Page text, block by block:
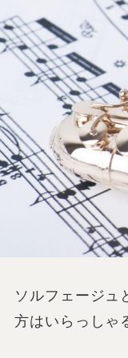
ソルフェージュ
方はいらっしゃ